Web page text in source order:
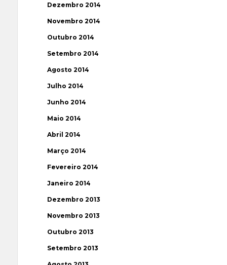
Dezembro 2014
Novembro 2014
Outubro 2014
Setembro 2014
Agosto 2014
Julho 2014
Junho 2014
Maio 2014
Abril 2014
Março 2014
Fevereiro 2014
Janeiro 2014
Dezembro 2013
Novembro 2013
Outubro 2013
Setembro 2013